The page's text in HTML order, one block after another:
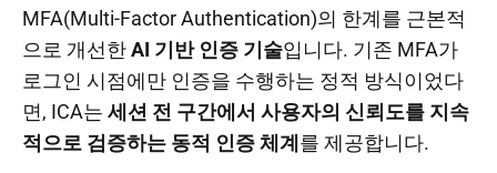
MFA(Multi-Factor Authentication)의 한계를 근본적
으로 개선한AI 기반 인증 기술입니다. 기존 MFA가
로그인 시점에만 인증을 수행하는 정적 방식이었다
면, ICA는 세션 전 구간에서 사용자의 신뢰도를 지속
적으로 검증하는 동적 인증 체계 를 제공합니다.